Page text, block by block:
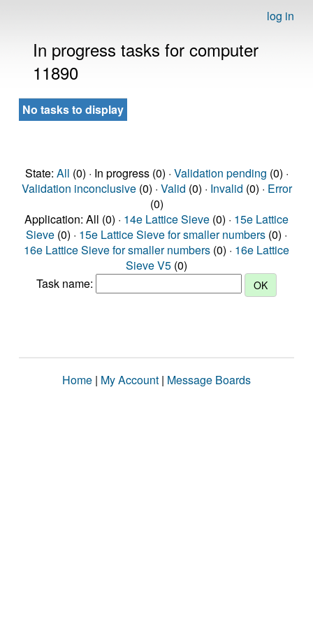
log in
In progress tasks for computer
11890
No tasks to display
State: All (0) · In progress (0) · Validation pending (0) ·
Validation inconclusive(0) · Valid (0) · Invalid (0) · Error
(0)
Application: All (0) · 14e Lattice Sieve (0) · 15e Lattice
Sieve (0) · 15e Lattice Sieve for smaller numbers (0) ·
16e Lattice Sieve for smaller numbers (0) · 16e Lattice
Sieve V5 (0)
Task name:
Home | My Account | Message Boards